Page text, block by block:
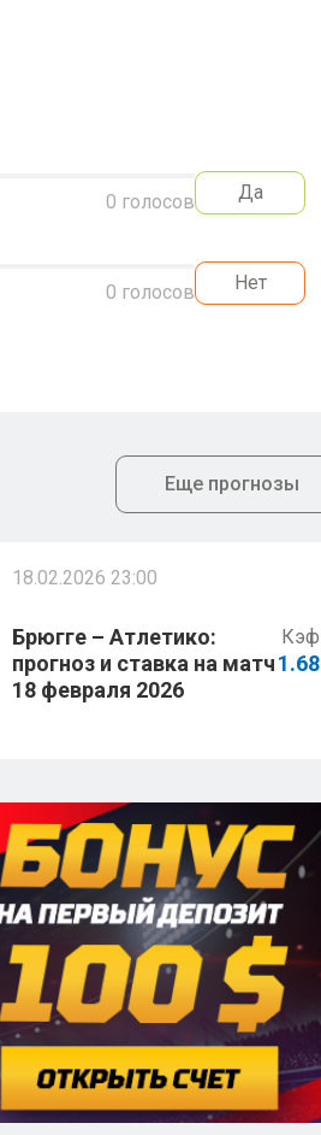
0 голосов Да
0 голосов Нет
Еще прогнозы
18.02.2026 23:00
Брюгге – Атлетико:
прогноз и ставка на матч
18 февраля 2026
Кэф
1.68